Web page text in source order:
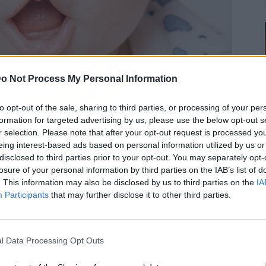
Not Process My Personal Information
opt-out of the sale, sharing to third parties, or processing of your
for targeted advertising by us, please use the below opt-out
selection. Please note that after your opt-out request is processed
interest-based ads based on personal information utilized by us
to third parties prior to your opt-out. You may separately
of your personal information by third parties on the IAB’s list of
This information may also be disclosed by us to third parties on the
Participants that may further disclose it to other third parties.
Data Processing Opt Outs
está entre los 206 hasta los 208 aproximadamente,
no tienen este número de huesos, tienen menos y
algunos huesos separadospara facilitar su salida
con los huesos del cráneo, en la cabeza de un
llamadas fontanelas.
tejido cartilaginosoque después se osificará para
está dividido en dos en un bebé, el maxilar